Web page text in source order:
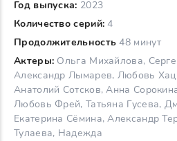
Год выпуска: 2023
Количество серий: 4
Продолжительность 48 минут
Актеры: Ольга Михайлова,
Александр Лымарев, Любовь
Анатолий Сотсков, Анна
Любовь Фрей, Татьяна Гусева,
Екатерина Сёмина, Александр
Тулаева, Надежда